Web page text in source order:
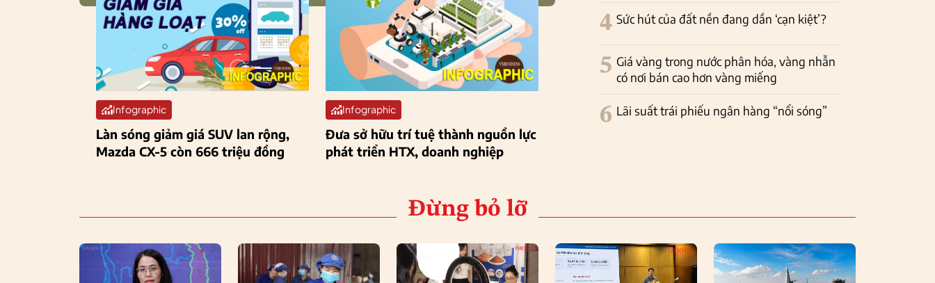
Infographic
Làn sóng giảm giá SUV lan rộng,
Mazda CX-5 còn 666 triệu đồng
Infographic
Đưa sở hữu trí tuệ thành nguồn lực
phát triển HTX, doanh nghiệp
4 Sức hút của đất nền đang dần ‘cạn kiệt’?
5 Giá vàng trong nước phân hóa, vàng nhẫn
có nơi bán cao hơn vàng miếng
6 Lãi suất trái phiếu ngân hàng “nổi sóng”
Đừng bỏ lỡ